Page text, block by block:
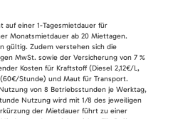
auf einer 1-Tagesmietdauer für
Monatsmietdauer ab 20 Miettagen.
gültig. Zudem verstehen sich die
MwSt. sowie der Versicherung von 7 %
Kosten für Kraftstoff (Diesel 2,12€/L,
Stunde) und Maut für Transport.
von 8 Betriebsstunden je Werktag,
Nutzung wird mit 1/8 des jeweiligen
der Mietdauer führt zu einer